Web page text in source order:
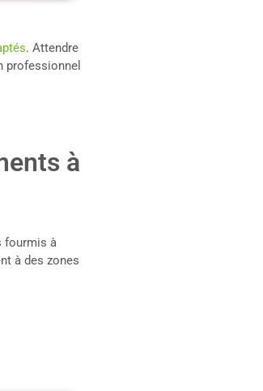
. Attendre
professionnel
à
fourmis à
à des zones